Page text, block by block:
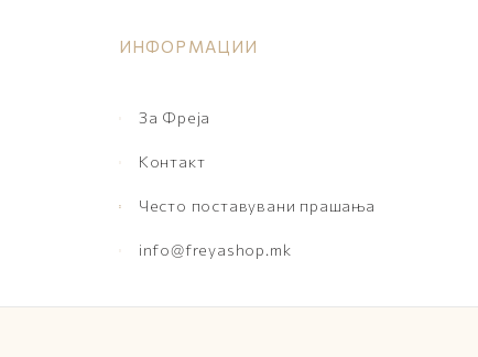
ИНФОРМАЦИИ
За Фреја
Контакт
Често поставувани прашања
info@freyashop.mk